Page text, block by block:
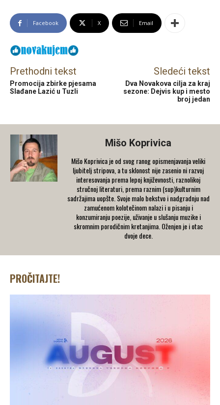
Facebook X Email
Prethodni tekst
Promocija zbirke pjesama
Slađane Lazić u Tuzli
Sledeći tekst
Dva Novakova cilja za kraj
sezone: Dejvis kup i mesto
broj jedan
Mišo Koprivica
Mišo Koprivica je od svog ranog opismenjavanja veliki
ljubitelj stripova, a tu sklonost nije zasenio ni razvoj
interesovanja prema lepoj književnosti, raznolikoj
stručnoj literaturi, prema raznim (sup)kulturnim
sadržajima uopšte. Svoje malo bekstvo i nadgradnju nad
zamućenom kolotečinom nalazi i u pisanju i
konzumiranju poezije, uživanje u slušanju muzike i
skromnim porodičnim kretanjima. Oženjen je i otac
dvoje dece.
PROČITAJTE!